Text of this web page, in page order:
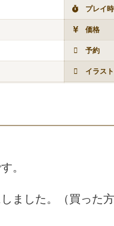
プレイ
価格
予約
イラス
。
ました。（買った